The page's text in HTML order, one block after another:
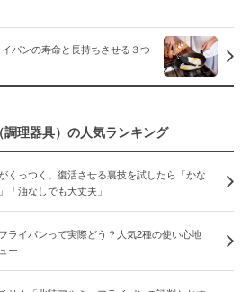
パンの寿命と長持ちさせる３つ
調理器具）の人気ランキング
くっつく。復活させる裏技を試したら「かな
「油なしでも大丈夫」
ライパンって実際どう？人気2種の使い心地
ー